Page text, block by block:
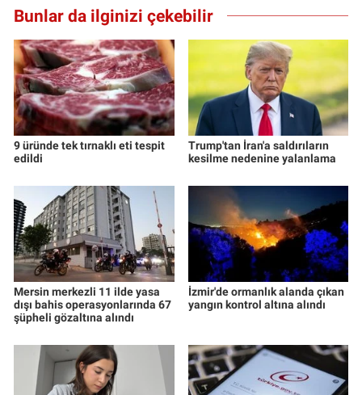
Bunlar da ilginizi çekebilir
9 üründe tek tırnaklı eti tespit
edildi
Trump'tan İran'a saldırıların
kesilme nedenine yalanlama
Mersin merkezli 11 ilde yasa
dışı bahis operasyonlarında 67
şüpheli gözaltına alındı
İzmir'de ormanlık alanda çıkan
yangın kontrol altına alındı